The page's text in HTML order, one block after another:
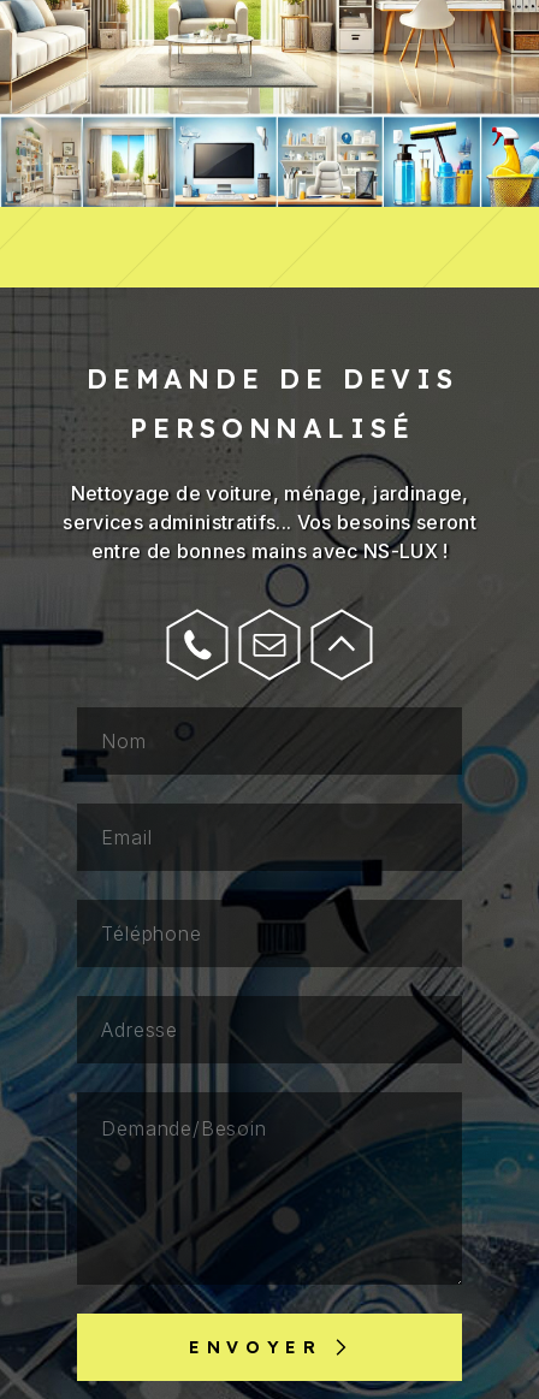
DEMANDE DE DEVIS
PERSONNALISÉ
Nettoyage de voiture, ménage, jardinage,
services administratifs... Vos besoins seront
entre de bonnes mains avec NS-LUX !
ENVOYER